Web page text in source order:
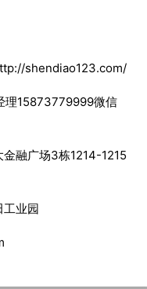
shendiao123.com/
理15873779999微信
融广场3栋1214-1215
镇蓝田工业园